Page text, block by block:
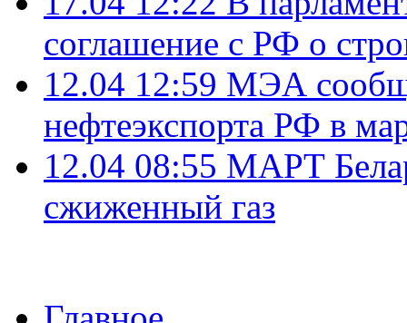
соглашение с РФ о
12.04 12:59 МЭА
нефтеэкспорта РФ в
12.04 08:55 МАРТ
сжиженный газ